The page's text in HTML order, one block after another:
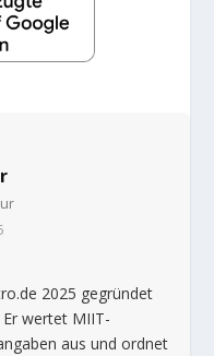
2025 gegründet
wertet MIIT-
aus und ordnet